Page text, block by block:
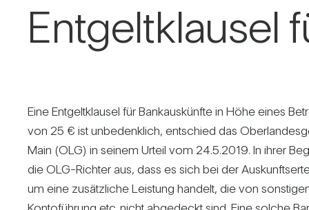
Ent­gelt­klausel
Eine Ent­gelt­klausel für Bank­aus­künfte in Höhe eines
von 25 € ist unbe­denk­lich, ent­schied das
Main (OLG) in seinem Urteil vom 24.5.2019. In ihrer
die OLG-Richter aus, dass es sich bei der
um eine zusätz­liche Leis­tung han­delt, die von